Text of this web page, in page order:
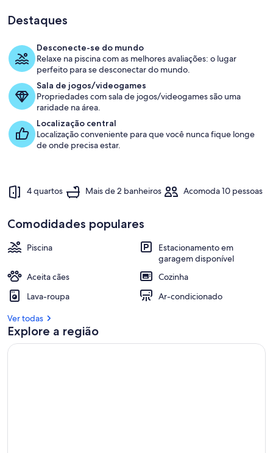
Cozinha privada
Destaques
Desconecte-se do mundo
Relaxe na piscina com as melhores avaliações: o lugar
perfeito para se desconectar do mundo.
Sala de jogos/videogames
Propriedades com sala de jogos/videogames são uma
raridade na área.
Localização central
Localização conveniente para que você nunca fique longe
de onde precisa estar.
4 quartos Mais de 2 banheiros Acomoda 10 pessoas
Comodidades populares
Piscina
Estacionamento em
garagem disponível
Aceita cães
Cozinha
Lava-roupa
Ar-condicionado
Ver todas
Explore a região